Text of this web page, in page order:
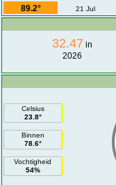
89.2°
21 Jul
32.47 in
2026
Celsius
23.8°
Binnen
78.6°
Vochtigheid
54%